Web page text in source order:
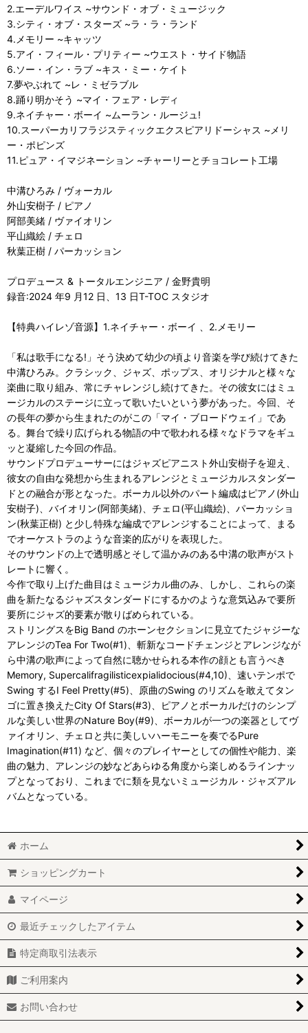
2.エーデルワイス ~サウンド・オブ・ミュージック
3.シティ・オブ・スターズ ~ラ・ラ・ランド
4.メモリー ~キャッツ
5.アイ・フィール・プリティー ~ウエスト・サイド物語
6.ソー・イン・ラブ ~キス・ミー・ケイト
7.夢やぶれて ~レ・ミゼラブル
8.踊り明かそう ~マイ・フェア・レディ
9.ネイチャー・ボーイ ~ムーラン・ルージュ!
10.スーパーカリフラジスティックエクスピアリドーシャス ~メリ
ー・ポピンズ
11.ピュア・イマジネーション ~チャーリーとチョコレート工場
中溝ひろみ / ヴォーカル
外山安樹子 / ピアノ
阿部美緒 / ヴァイオリン
平山織絵 / チェロ
秋葉正樹 / パーカッション
プロデュース & トータルエンジニア / 金野貴明
録音:2024 年9 月12 日、13 日T-TOC スタジオ
【特典ハイレゾ音源】1.ネイチャー・ボーイ 、2.メモリー
「私は歌手になる!」そう決めて幼少の頃より音楽を学び続けてきた
中溝ひろみ。クラシック、ジャズ、ポップス、オリジナルと様々な
楽曲に取り組み、常にチャレンジし続けてきた。その彼女にはミュ
ージカルのステージに立って歌いたいという夢があった。今回、そ
の長年の夢から生まれたのがこの「マイ・ブロードウェイ」であ
る。舞台で繰り広げられる物語の中で歌われる様々なドラマをギュ
ッと凝縮した今回の作品。
サウンドプロデューサーにはジャズピアニスト外山安樹子を迎え、
彼女の自由な発想から生まれるアレンジとミュージカルスタンダー
ドとの融合が形となった。ボーカル以外のパート編成はピアノ(外山
安樹子)、バイオリン(阿部美緒)、チェロ(平山織絵)、パーカッショ
ン(秋葉正樹) と少し特殊な編成でアレンジすることによって、まる
でオーケストラのような音楽的広がりを表現した。
そのサウンドの上で透明感とそして温かみのある中溝の歌声がスト
レートに響く。
今作で取り上げた曲目はミュージカル曲のみ、しかし、これらの楽
曲を新たなるジャズスタンダードにするかのような意気込みで要所
要所にジャズ的要素が散りばめられている。
ストリングスをBig Band のホーンセクションに見立てたジャジーな
アレンジのTea For Two(#1)、斬新なコードチェンジとアレンジなが
ら中溝の歌声によって自然に聴かせられる本作の顔とも言うべき
Memory, Supercalifragilisticexpialidocious(#4,10)、速いテンポで
Swing するI Feel Pretty(#5)、原曲のSwing のリズムを敢えてタン
ゴに置き換えたCity Of Stars(#3)、ピアノとボーカルだけのシンプ
ルな美しい世界のNature Boy(#9)、ボーカルが一つの楽器としてヴ
ァイオリン、チェロと共に美しいハーモニーを奏でるPure
Imagination(#11) など、個々のプレイヤーとしての個性や能力、楽
曲の魅力、アレンジの妙などあらゆる角度から楽しめるラインナッ
プとなっており、これまでに類を見ないミュージカル・ジャズアル
バムとなっている。
ホーム
ショッピングカート
マイページ
最近チェックしたアイテム
特定商取引法表示
ご利用案内
お問い合わせ